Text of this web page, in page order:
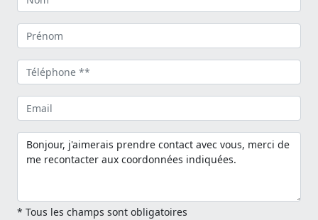
* Tous les champs sont obligatoires